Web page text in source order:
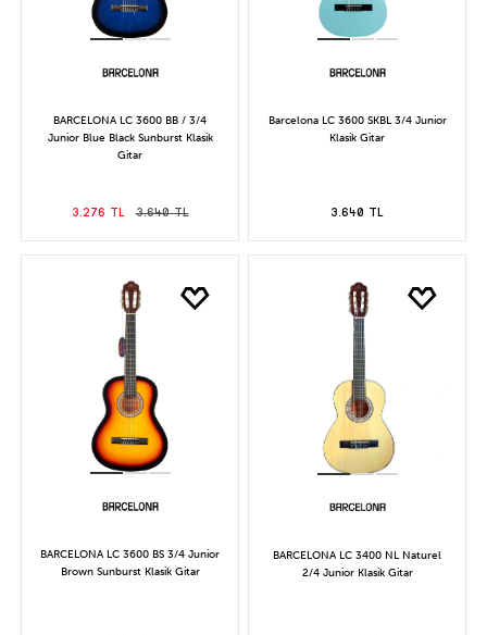
BARCELONA LC 3600 BB / 3/4
Junior Blue Black Sunburst Klasik
Gitar
3.276 TL 3.640 TL
Barcelona LC 3600 SKBL 3/4 Junior
Klasik Gitar
3.640 TL
BARCELONA LC 3600 BS 3/4 Junior
Brown Sunburst Klasik Gitar
BARCELONA LC 3400 NL Naturel
2/4 Junior Klasik Gitar